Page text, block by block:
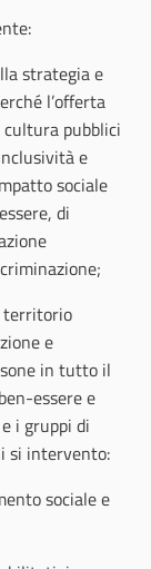
strategia e
l’offerta
pubblici
e
sociale
di
e
in tutto il
essere e
i gruppi di
si intervento:
sociale e